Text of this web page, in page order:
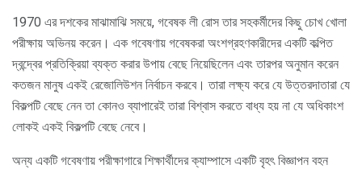
1970 এর দশকের মাঝামাঝি সময়ে, গবেষক লী রোস তার সহকর্মীদের কিছু চোখ খোলা
পরীক্ষায় অভিনয় করেন। এক গবেষণায় গবেষকরা অংশগ্রহণকারীদের একটি কল্পিত
দ্বন্দ্বের প্রতিক্রিয়া ব্যক্ত করার উপায় বেছে নিয়েছিলেন এবং তারপর অনুমান করেন
কতজন মানুষ একই রেজোলিউশন নির্বাচন করবে। তারা লক্ষ্য করে যে উত্তরদাতারা যে
বিকল্পটি বেছে নেন তা কোনও ব্যাপারেই তারা বিশ্বাস করতে বাধ্য হয় না যে অধিকাংশ
লোকই একই বিকল্পটি বেছে নেবে।
অন্য একটি গবেষণায় পরীক্ষাগারে শিক্ষার্থীদের ক্যাম্পাসে একটি বৃহৎ বিজ্ঞাপন বহন